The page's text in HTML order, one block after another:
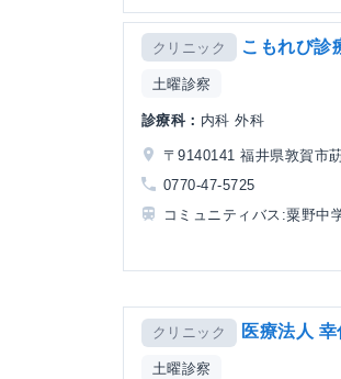
クリニック こもれび診
土曜診察
診療科： 内科 外科
〒9140141 福井県敦賀市
0770-47-5725
コミュニティバス:粟野中
クリニック 医療法人
土曜診察